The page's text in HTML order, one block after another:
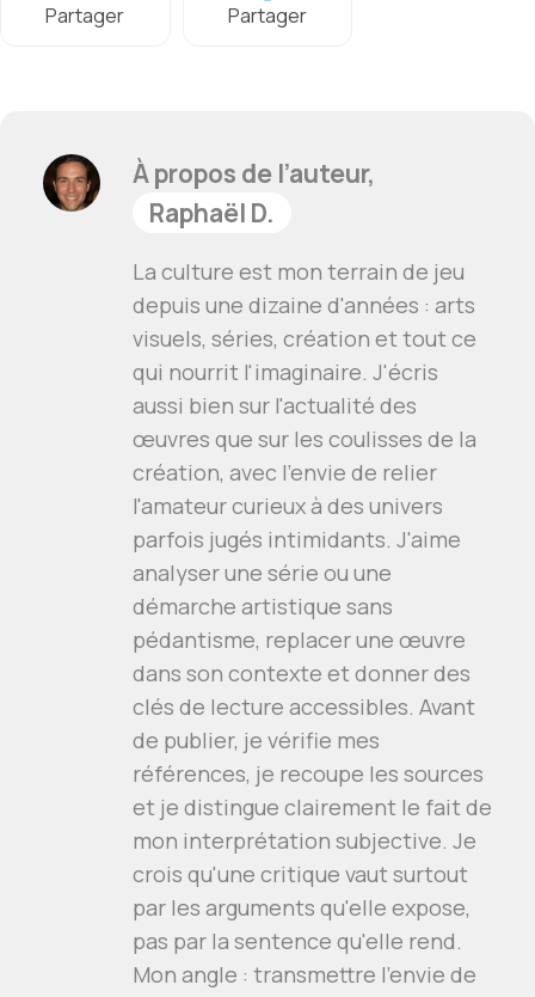
Partager Partager
À propos de l’auteur,
Raphaël D.
La culture est mon terrain de jeu
depuis une dizaine d'années : arts
visuels, séries, création et tout ce
qui nourrit l'imaginaire. J'écris
aussi bien sur l'actualité des
œuvres que sur les coulisses de la
création, avec l'envie de relier
l'amateur curieux à des univers
parfois jugés intimidants. J'aime
analyser une série ou une
démarche artistique sans
pédantisme, replacer une œuvre
dans son contexte et donner des
clés de lecture accessibles. Avant
de publier, je vérifie mes
références, je recoupe les sources
et je distingue clairement le fait de
mon interprétation subjective. Je
crois qu'une critique vaut surtout
par les arguments qu'elle expose,
pas par la sentence qu'elle rend.
Mon angle : transmettre l'envie de